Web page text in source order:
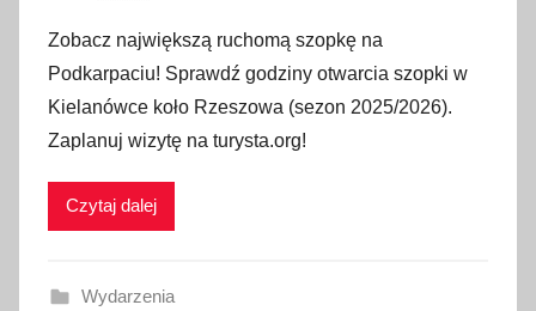
u
b
l
i
w
n
Zobacz największą ruchomą szopkę na
Podkarpaciu! Sprawdź godziny otwarcia szopki w
Kielanówce koło Rzeszowa (sezon 2025/2026).
Zaplanuj wizytę na turysta.org!
Czytaj dalej
Wydarzenia